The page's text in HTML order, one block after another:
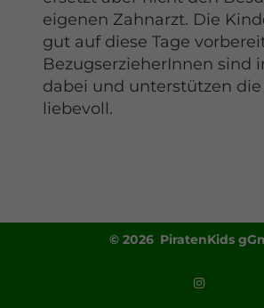
eigenen Zahnarzt. Die
gut auf diese Tage
BezugserzieherInnen sind
dabei und unterstützen
liebevoll.
© 2026 PiratenKids